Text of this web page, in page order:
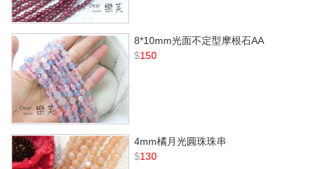
8*10mm光面不定型摩根石AA
$150
4mm橘月光圓珠珠串
$130